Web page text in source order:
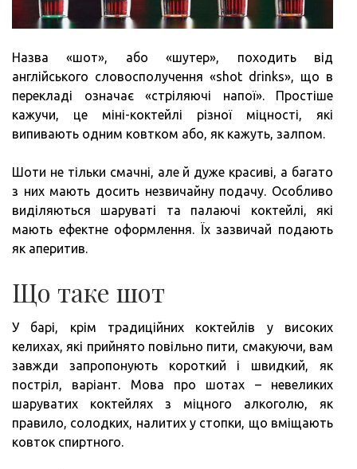
Назва «шот», або «шутер», походить від
англійського словосполучення «shot drinks», що в
перекладі означає «стріляючі напої». Простіше
кажучи, це міні-коктейлі різної міцності, які
випивають одним ковтком або, як кажуть, залпом.
Шоти не тільки смачні, але й дуже красиві, а багато
з них мають досить незвичайну подачу. Особливо
виділяються шаруваті та палаючі коктейлі, які
мають ефектне оформлення. Їх зазвичай подають
як аперитив.
Що таке шот
У барі, крім традиційних коктейлів у високих
келихах, які прийнято повільно пити, смакуючи, вам
завжди запропонують короткий і швидкий, як
постріл, варіант. Мова про шотах – невеликих
шаруватих коктейлях з міцного алкоголю, як
правило, солодких, налитих у стопки, що вміщають
ковток спиртного.